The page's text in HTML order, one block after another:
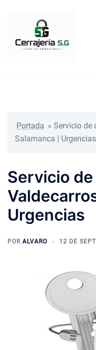
Portada » Servicio de
Salamanca | Urgencias
Servicio
Urgencias
POR ALVARO 12 DE